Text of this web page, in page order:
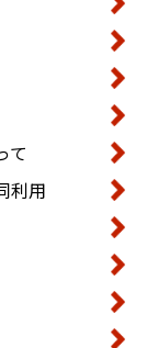
て
利用